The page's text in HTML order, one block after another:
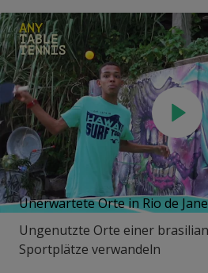
Unerwartete Orte in Rio de
Ungenutzte Orte einer
Sportplätze verwandeln